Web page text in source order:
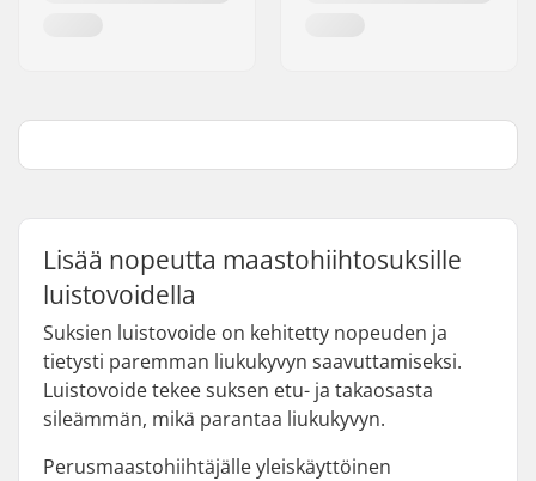
Lisää nopeutta maastohiihtosuksille
luistovoidella
Suksien luistovoide on kehitetty nopeuden ja
tietysti paremman liukukyvyn saavuttamiseksi.
Luistovoide tekee suksen etu- ja takaosasta
sileämmän, mikä parantaa liukukyvyn.
Perusmaastohiihtäjälle yleiskäyttöinen